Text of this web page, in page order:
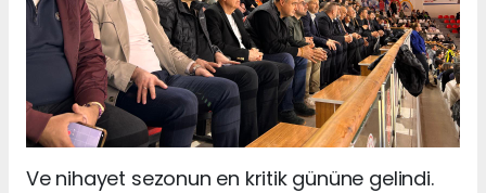
Ve nihayet sezonun en kritik gününe gelindi.